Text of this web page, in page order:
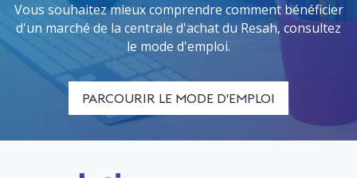
Vous souhaitez mieux comprendre comment bénéficier
d'un marché de la centrale d'achat du Resah, consultez
le mode d'emploi.
PARCOURIR LE MODE D'EMPLOI